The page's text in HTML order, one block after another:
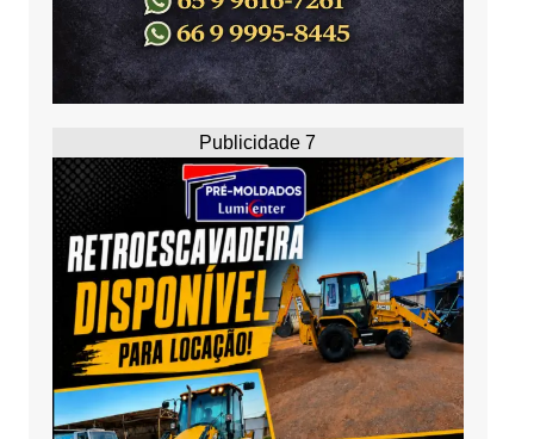
Publicidade 7